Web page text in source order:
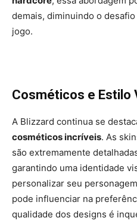
demais, diminuindo o
jogo.
Cosméticos e Estilo
A Blizzard continua se
cosméticos incríveis. As
são extremamente
garantindo uma identidade
personalizar seu
pode influenciar na
qualidade dos designs é